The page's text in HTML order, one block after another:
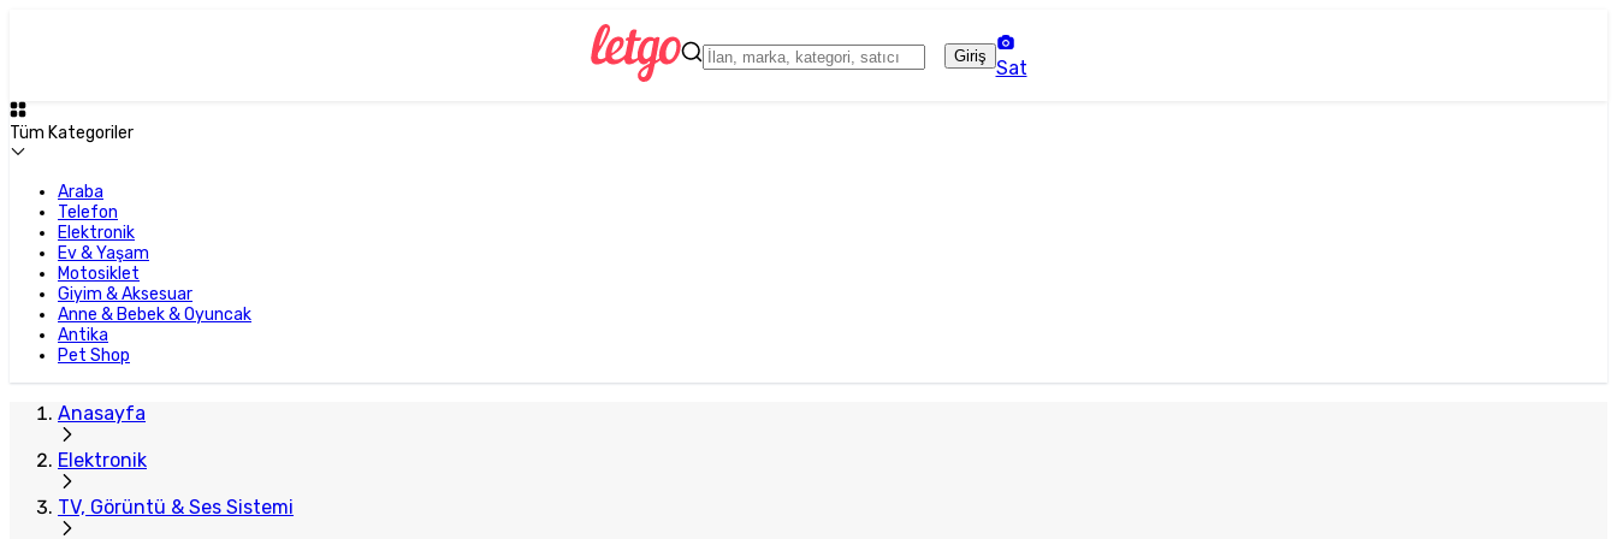
Giriş
Sat
Tüm Kategoriler
Araba
Telefon
Elektronik
Ev & Yaşam
Motosiklet
Giyim & Aksesuar
Anne & Bebek & Oyuncak
Antika
Pet Shop
Anasayfa
Elektronik
TV, Görüntü & Ses Sistemi